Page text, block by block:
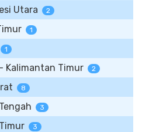
Utara 2
1
1
Kalimantan Timur 2
8
3
3